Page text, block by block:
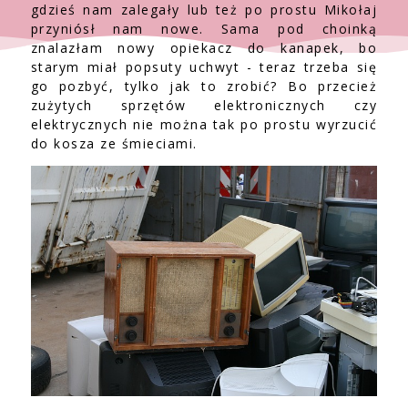
gdzieś nam zalegały lub też po prostu Mikołaj
przyniósł nam nowe. Sama pod choinką
znalazłam nowy opiekacz do kanapek, bo
starym miał popsuty uchwyt - teraz trzeba się
go pozbyć, tylko jak to zrobić? Bo przecież
zużytych sprzętów elektronicznych czy
elektrycznych nie można tak po prostu wyrzucić
do kosza ze śmieciami.